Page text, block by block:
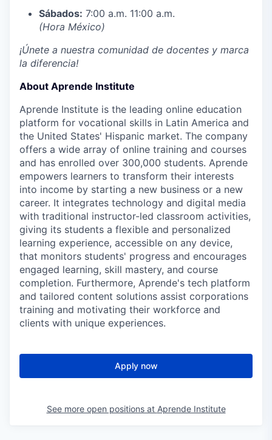
Sábados: 7:00 a.m. 11:00 a.m.
(Hora México)
¡Únete a nuestra comunidad de docentes y marca
la diferencia!
About Aprende Institute
Aprende Institute is the leading online education
platform for vocational skills in Latin America and
the United States' Hispanic market. The company
offers a wide array of online training and courses
and has enrolled over 300,000 students. Aprende
empowers learners to transform their interests
into income by starting a new business or a new
career. It integrates technology and digital media
with traditional instructor-led classroom activities,
giving its students a flexible and personalized
learning experience, accessible on any device,
that monitors students' progress and encourages
engaged learning, skill mastery, and course
completion. Furthermore, Aprende's tech platform
and tailored content solutions assist corporations
training and motivating their workforce and
clients with unique experiences.
Apply now
See more open positions at Aprende Institute